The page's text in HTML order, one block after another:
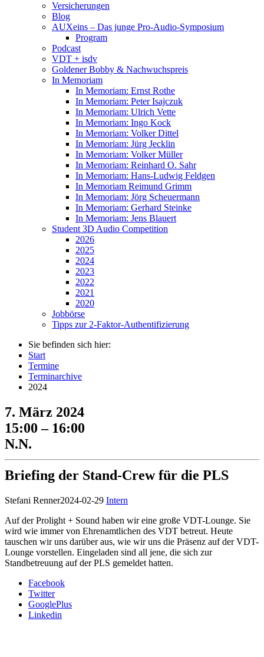
Versicherungen
Blog
AUXeins – Das junge Pro-Audio-Symposium
Program
Podcast
VDT + isdv
Goldener Bobby & Nachwuchspreis
In Memoriam
In Memoriam: Ernst Rothe
In Memoriam: Peter Isajczuk
In Memoriam: Ulrich Vette
In Memoriam: Ingo Kock
In Memoriam: Volker Dittel
In Memoriam: Jürg Jecklin
In Memoriam: Volker Müller
In Memoriam: Reinhard O. Sahr
In Memoriam: Hans-Ludwig Feldgen
In Memoriam Reimund Grimm
In Memoriam: Jörg Scheuermann
In Memoriam: Gerhard Steinke
In Memoriam: Jens Blauert
Student 3D Audio Competition
2026
2025
2024
2023
2022
2021
2020
Jobbörse
Tipps zur 2-Faktor-Authentifizierung
Sie befinden sich hier:
Start
Termine
Terminarchive
2024
7. März 2024
15:00 – 16:00
N.N.
Briefing der Stand-Crew für die PLS
Stefani Renner2024-02-29 Intern
Auf der Prolight + Sound haben wir eine große VDT-Lounge. Sie
wird wie immer von Ehrenamtlichen des VDT betreut. Heute
tauschen wir uns darüber aus, wie wir uns die Präsenz auf der VDT-
Lounge vorstellen. Eingeladen sind all jene, die sich zur
Standbetreuung auf der PLS gemeldet hatten.
Facebook
Twitter
GooglePlus
Linkedin